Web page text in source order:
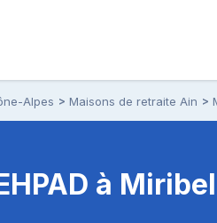
Alpes Maisons de retraite Ain
à